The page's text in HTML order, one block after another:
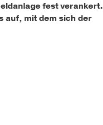
fest verankert.
auf, mit dem sich der